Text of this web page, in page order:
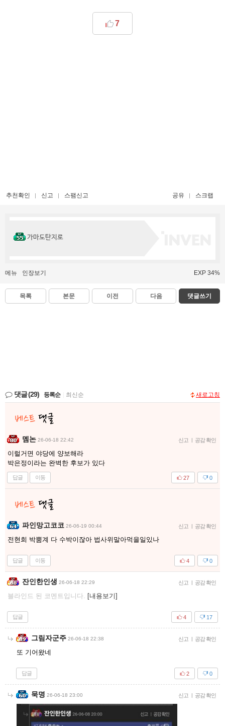
7
추천확인 신고 스팸신고 공유 스크랩
가마도탄지로
메뉴 인장보기 EXP 34%
목록 본문 이전 다음 댓글쓰기
댓글(29) 등록순 최신순 새로고침
멤논 26-06-18 22:42 신고 | 공감 확인
이럴거면 야당에 양보해라
박은정이라는 완벽한 후보가 있다
답글 이동 0
27
파인망고코코 26-06-19 00:44 신고 | 공감 확인
전현희 박뿜계 다 수박이잖아 법사위말아먹을일있나
답글 이동 0
4
잔인한인생 26-06-18 22:29 신고 | 공감 확인
블라인드 된 코멘트입니다. [내용보기]
답글 17
4
그림자군주 26-06-18 22:38 신고 | 공감 확인
또 기어왔네
답글 0
2
묵명 26-06-18 23:00 신고 | 공감 확인